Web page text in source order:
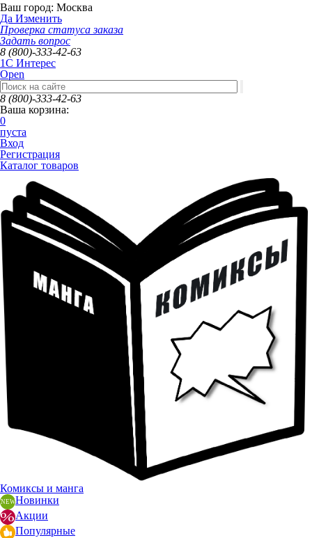
Ваш город: Москва
Да Изменить
Проверка статуса заказа
Задать вопрос
8 (800)-333-42-63
1C Интерес
Open
8 (800)-333-42-63
Ваша корзина:
0
пуста
Вход
Регистрация
Каталог товаров
Комиксы и манга
Новинки
Акции
Популярные